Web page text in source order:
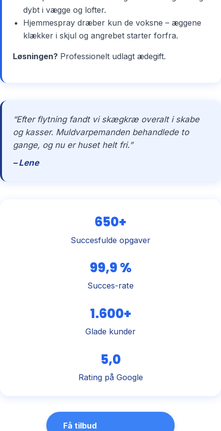
dybt i vægge og lofter.
Hjemmespray dræber kun de voksne – æggene
klækker i skjul og angrebet starter forfra.
Løsningen? Professionelt udlagt ædegift.
“Efter flytning fandt vi skægkræ overalt i skabe
og kasser. Muldvarpemanden behandlede to
gange, og nu er huset helt fri.”
– Lene
650+
Succesfulde opgaver
99,9 %
Succes-rate
1.600+
Glade kunder
5,0
Rating på Google
Få tilbud